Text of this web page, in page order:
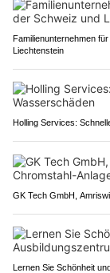
Familienunternehmen
Liechtenstein
Holling Services:
GK Tech GmbH,
Lernen Sie Schönheit